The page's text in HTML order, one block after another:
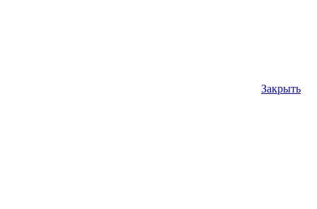
Закрыть